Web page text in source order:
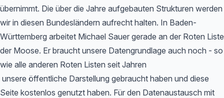
übernimmt. Die über die Jahre aufgebauten Strukturen werden
wir in diesen Bundesländern aufrecht halten. In Baden-
Württemberg arbeitet Michael Sauer gerade an der Roten Liste
der Moose. Er braucht unsere Datengrundlage auch noch - so
wie alle anderen Roten Listen seit Jahren
unsere öffentliche Darstellung gebraucht haben und diese
Seite kostenlos genutzt haben. Für den Datenaustausch mit